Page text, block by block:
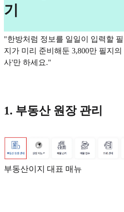
기
"한방처럼 정보를 일일이 입력할
지가 미리 준비해둔 3,800만 필지
사'만 하세요."
1. 부동산 원장 관리
부동산이지 대표 매뉴